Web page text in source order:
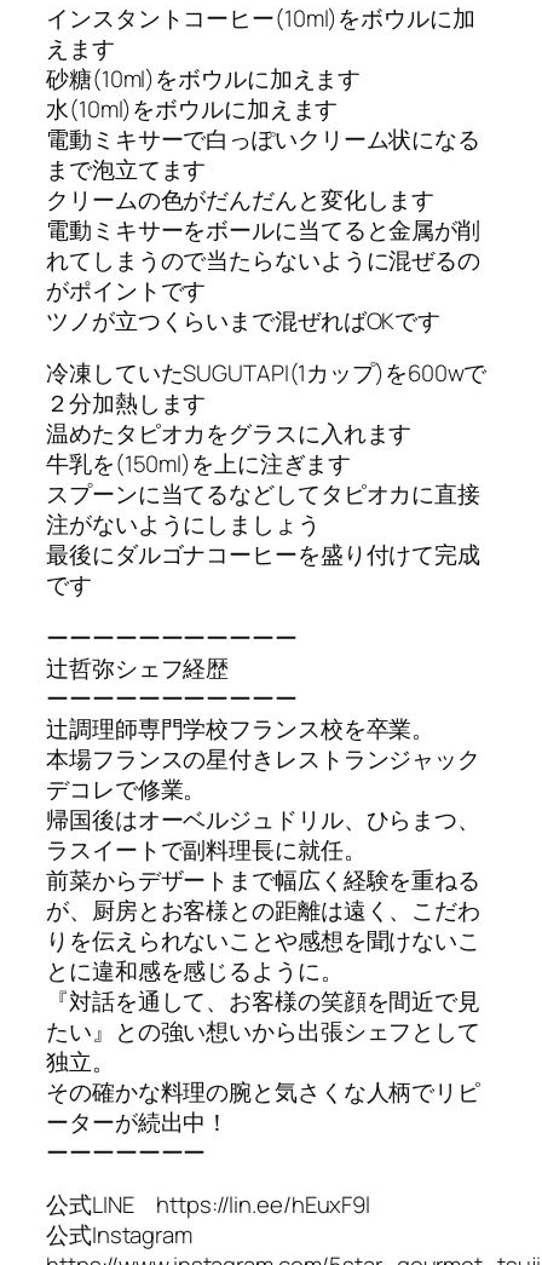
インスタントコーヒー(10ml)をボウルに加
えます
砂糖(10ml)をボウルに加えます
水(10ml)をボウルに加えます
電動ミキサーで白っぽいクリーム状になる
まで泡立てます
クリームの色がだんだんと変化します
電動ミキサーをボールに当てると金属が削
れてしまうので当たらないように混ぜるの
がポイントです
ツノが立つくらいまで混ぜればOKです
冷凍していたSUGUTAPI(1カップ)を600wで
２分加熱します
温めたタピオカをグラスに入れます
牛乳を(150ml)を上に注ぎます
スプーンに当てるなどしてタピオカに直接
注がないようにしましょう
最後にダルゴナコーヒーを盛り付けて完成
です
ーーーーーーーーーーー
辻哲弥シェフ経歴
ーーーーーーーーーーー
辻調理師専門学校フランス校を卒業。
本場フランスの星付きレストランジャック
デコレで修業。
帰国後はオーベルジュドリル、ひらまつ、
ラスイートで副料理長に就任。
前菜からデザートまで幅広く経験を重ねる
が、厨房とお客様との距離は遠く、こだわ
りを伝えられないことや感想を聞けないこ
とに違和感を感じるように。
『対話を通して、お客様の笑顔を間近で見
たい』との強い想いから出張シェフとして
独立。
その確かな料理の腕と気さくな人柄でリピ
ーターが続出中！
ーーーーーーー
公式LINE https://lin.ee/hEuxF9l
公式Instagram